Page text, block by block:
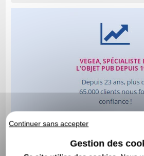
Continuer sans accepter
Gestion des